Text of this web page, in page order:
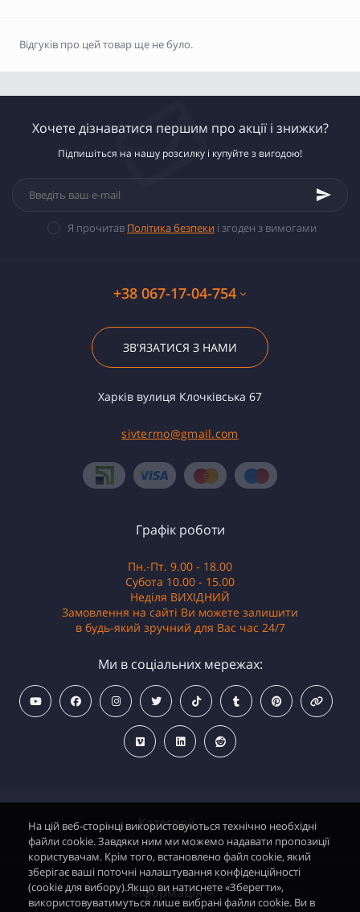
Відгуків про цей товар ще не було.
Хочете дізнаватися першим про акції і знижки?
Підпишіться на нашу розсилку і купуйте з вигодою!
Я прочитав Політика безпеки і згоден з вимогами
+38 067-17-04-754
ЗВ'ЯЗАТИСЯ З НАМИ
Харків вулиця Клочківська 67
sivtermo@gmail.com
Категорії
Водонагрівачі електричні
Інформація
Графік роботи
Пн.-Пт. 9.00 - 18.00
Субота 10.00 - 15.00
Неділя ВИХІДНИЙ
Замовлення на сайті Ви можете залишити
в будь-який зручний для Вас час 24/7
Ми в соціальних мережах:
На цій веб-сторінці використовуються технічно необхідні
файли cookie. Завдяки ним ми можемо надавати пропозиції
користувачам. Крім того, встановлено файл cookie, який
зберігає ваші поточні налаштування конфіденційності
(cookie для вибору).Якщо ви натиснете «Зберегти»,
використовуватимуться лише вибрані файли cookie. Ви в